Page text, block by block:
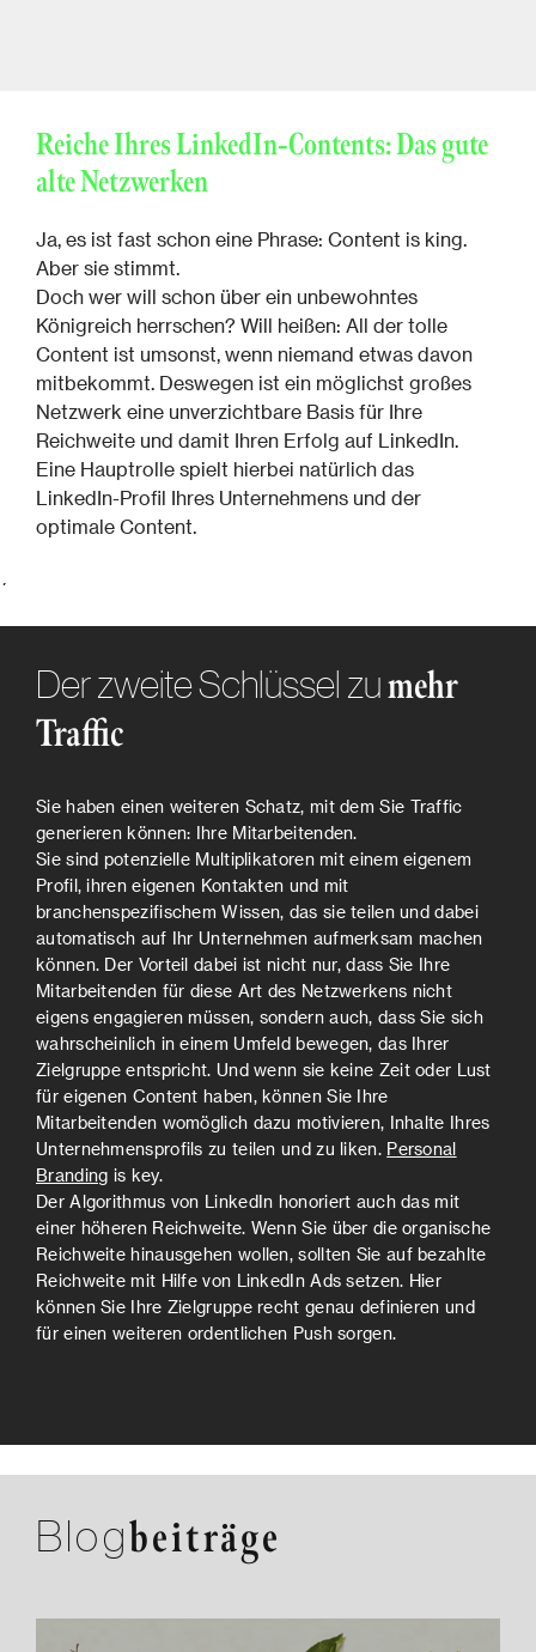
Reiche Ihres LinkedIn-Contents: Das gute
alte Netzwerken
Ja, es ist fast schon eine Phrase: Content is king.
Aber sie stimmt.
Doch wer will schon über ein unbewohntes
Königreich herrschen? Will heißen: All der tolle
Content ist umsonst, wenn niemand etwas davon
mitbekommt. Deswegen ist ein möglichst großes
Netzwerk eine unverzichtbare Basis für Ihre
Reichweite und damit Ihren Erfolg auf LinkedIn.
Eine Hauptrolle spielt hierbei natürlich das
LinkedIn-Profil Ihres Unternehmens und der
optimale Content.
´
Der zweite Schlüssel zumehr
Traffic
Sie haben einen weiteren Schatz, mit dem Sie Traffic
generieren können: Ihre Mitarbeitenden.
Sie sind potenzielle Multiplikatoren mit einem eigenem
Profil, ihren eigenen Kontakten und mit
branchenspezifischem Wissen, das sie teilen und dabei
automatisch auf Ihr Unternehmen aufmerksam machen
können. Der Vorteil dabei ist nicht nur, dass Sie Ihre
Mitarbeitenden für diese Art des Netzwerkens nicht
eigens engagieren müssen, sondern auch, dass Sie sich
wahrscheinlich in einem Umfeld bewegen, das Ihrer
Zielgruppe entspricht. Und wenn sie keine Zeit oder Lust
für eigenen Content haben, können Sie Ihre
Mitarbeitenden womöglich dazu motivieren, Inhalte Ihres
Unternehmensprofils zu teilen und zu liken. Personal
Branding is key.
Der Algorithmus von LinkedIn honoriert auch das mit
einer höheren Reichweite. Wenn Sie über die organische
Reichweite hinausgehen wollen, sollten Sie auf bezahlte
Reichweite mit Hilfe von LinkedIn Ads setzen. Hier
können Sie Ihre Zielgruppe recht genau definieren und
für einen weiteren ordentlichen Push sorgen.
Blogbeiträge